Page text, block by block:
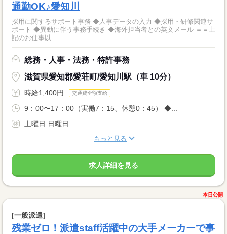
通勤OK♪愛知川
採用に関するサポート事務 ◆人事データの入力 ◆採用・研修関連サ
ポート ◆異動に伴う事務手続き ◆海外担当者との英文メール ＝＝上
記のお仕事以...
総務・人事・法務・特許事務
滋賀県愛知郡愛荘町/愛知川駅（車 10分）
時給1,400円 交通費全額支給
9：00〜17：00（実働7：15、休憩0：45） ◆...
土曜日 日曜日
もっと見る
求人詳細を見る
本日公開
[一般派遣]
残業ゼロ！派遣staff活躍中の大手メーカーで事